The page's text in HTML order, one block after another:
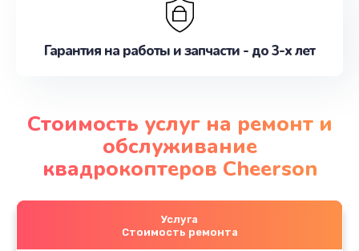
Гарантия на работы и запчасти - до 3-х лет
Стоимость услуг на ремонт и
обслуживание
квадрокоптеров Cheerson
Услуга
Стоимость ремонта